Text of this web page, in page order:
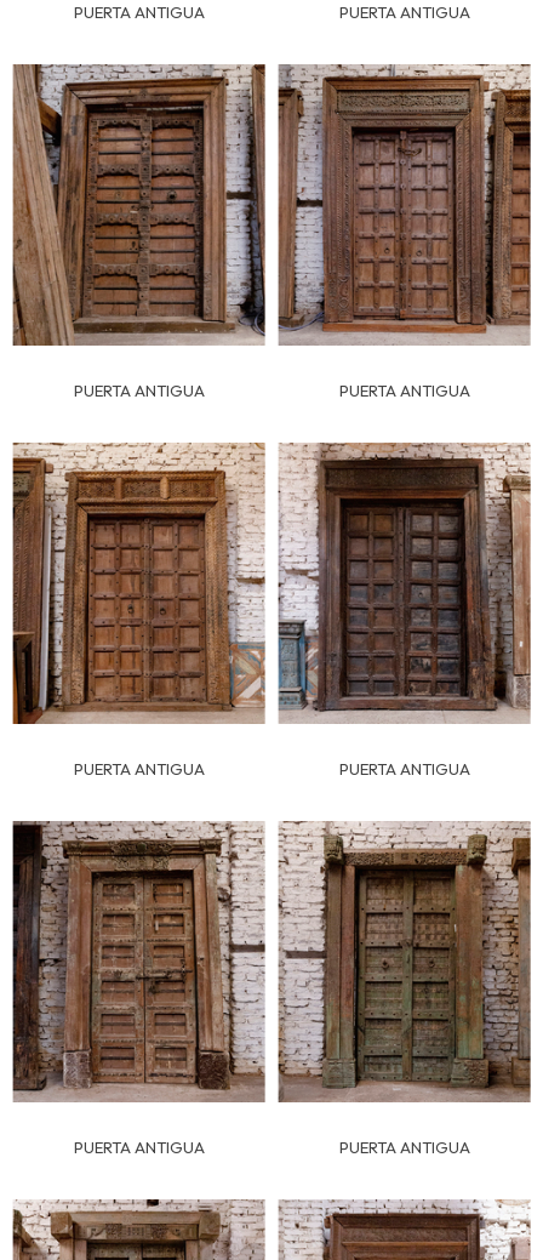
PUERTA ANTIGUA PUERTA ANTIGUA
PUERTA ANTIGUA PUERTA ANTIGUA
PUERTA ANTIGUA PUERTA ANTIGUA
PUERTA ANTIGUA PUERTA ANTIGUA